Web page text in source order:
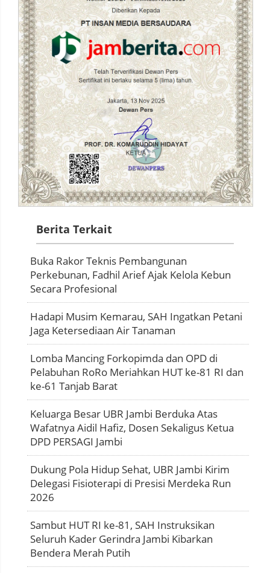
Berita Terkait
Buka Rakor Teknis Pembangunan
Perkebunan, Fadhil Arief Ajak Kelola Kebun
Secara Profesional
Hadapi Musim Kemarau, SAH Ingatkan Petani
Jaga Ketersediaan Air Tanaman
Lomba Mancing Forkopimda dan OPD di
Pelabuhan RoRo Meriahkan HUT ke-81 RI dan
ke-61 Tanjab Barat
Keluarga Besar UBR Jambi Berduka Atas
Wafatnya Aidil Hafiz, Dosen Sekaligus Ketua
DPD PERSAGI Jambi
Dukung Pola Hidup Sehat, UBR Jambi Kirim
Delegasi Fisioterapi di Presisi Merdeka Run
2026
Sambut HUT RI ke-81, SAH Instruksikan
Seluruh Kader Gerindra Jambi Kibarkan
Bendera Merah Putih